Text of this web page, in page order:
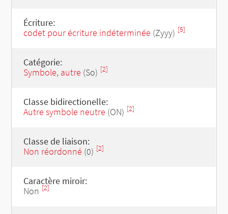
Écriture:
codet pour écriture indéterminée (Zyyy) [5]
Catégorie:
Symbole, autre (So) [2]
Classe bidirectionelle:
Autre symbole neutre (ON) [2]
Classe de liaison:
Non réordonné (0) [2]
Caractère miroir:
Non [2]